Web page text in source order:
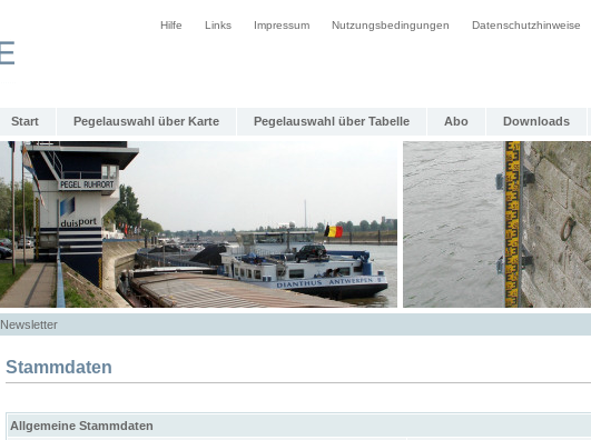
Hilfe Links Impressum Nutzungsbedingungen Datenschutzhinweise
Start Pegelauswahl über Karte Pegelauswahl über Tabelle Abo Downloads
Newsletter
Stammdaten
Allgemeine Stammdaten